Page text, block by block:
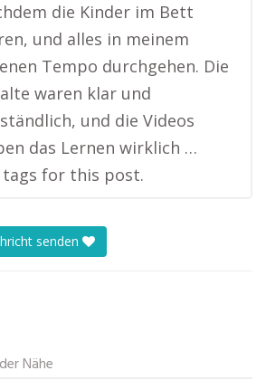
die Kinder im Bett
und alles in meinem
Tempo durchgehen. Die
waren klar und
und die Videos
das Lernen wirklich …
tags for this post.
senden
Nähe